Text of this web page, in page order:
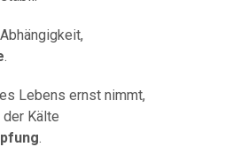
.
Lebens ernst nimmt,
Kälte
.